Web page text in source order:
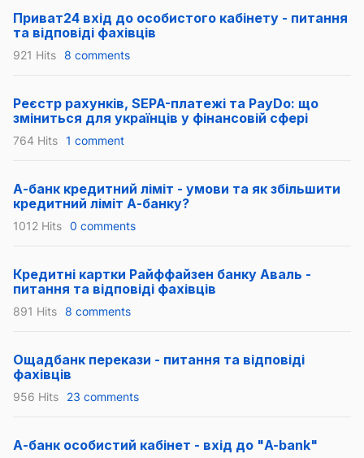
Приват24 вхід до особистого кабінету - питання
та відповіді фахівців
921 Hits 8 comments
Реєстр рахунків, SEPA-платежі та PayDo: що
зміниться для українців у фінансовій сфері
764 Hits 1 comment
А-банк кредитний ліміт - умови та як збільшити
кредитний ліміт А-банку?
1012 Hits 0 comments
Кредитні картки Райффайзен банку Аваль -
питання та відповіді фахівців
891 Hits 8 comments
Ощадбанк перекази - питання та відповіді
фахівців
956 Hits 23 comments
А-банк особистий кабінет - вхід до "A-bank"